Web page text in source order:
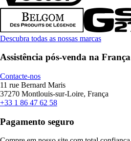
Descubra todas as nossas marcas
Assistência pós-venda na França
Contacte-nos
11 rue Bernard Maris
37270 Montlouis-sur-Loire, França
+33 1 86 47 62 58
Pagamento seguro